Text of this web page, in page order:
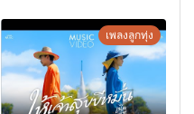
เพลงลูกทุ่ง